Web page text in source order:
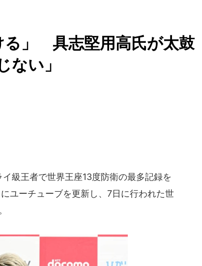
る」 具志堅用高氏が太鼓
ない」
級王者で世界王座13度防衛の最多記録を
ユーチューブを更新し、7日に行われた世